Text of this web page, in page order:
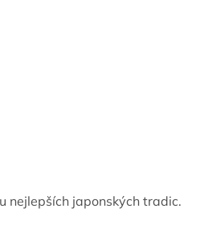
nejlepších japonských tradic.